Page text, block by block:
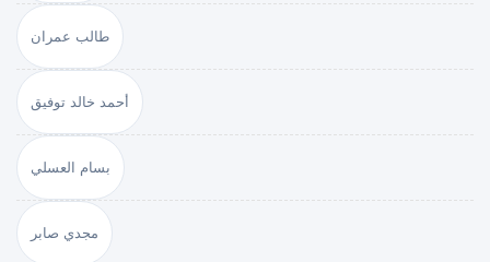
طالب عمران
أحمد خالد توفيق
بسام العسلي
مجدي صابر